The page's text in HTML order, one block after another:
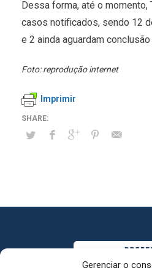
Gerenciar o
Dessa forma, até o
casos notificados, sendo 12
e 2 ainda aguardam
Foto: reprodução internet
Imprimir